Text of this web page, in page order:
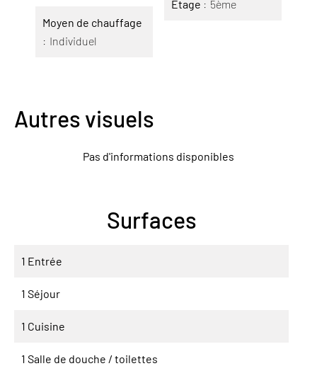
Moyen de chauffage
Individuel
Étage 5ème
Autres visuels
Pas d'informations disponibles
Surfaces
1 Entrée
1 Séjour
1 Cuisine
1 Salle de douche / toilettes